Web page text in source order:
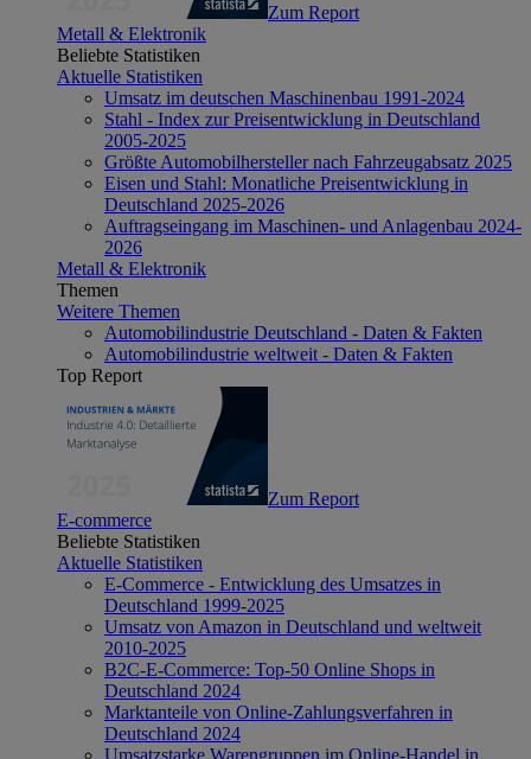
Zum Report
Metall & Elektronik
Beliebte Statistiken
Aktuelle Statistiken
Umsatz im deutschen Maschinenbau 1991-2024
Stahl - Index zur Preisentwicklung in Deutschland
2005-2025
Größte Automobilhersteller nach Fahrzeugabsatz 2025
Eisen und Stahl: Monatliche Preisentwicklung in
Deutschland 2025-2026
Auftragseingang im Maschinen- und Anlagenbau 2024-
2026
Metall & Elektronik
Themen
Weitere Themen
Automobilindustrie Deutschland - Daten & Fakten
Automobilindustrie weltweit - Daten & Fakten
Top Report
Zum Report
E-commerce
Beliebte Statistiken
Aktuelle Statistiken
E-Commerce - Entwicklung des Umsatzes in
Deutschland 1999-2025
Umsatz von Amazon in Deutschland und weltweit
2010-2025
B2C-E-Commerce: Top-50 Online Shops in
Deutschland 2024
Marktanteile von Online-Zahlungsverfahren in
Deutschland 2024
Umsatzstarke Warengruppen im Online-Handel in